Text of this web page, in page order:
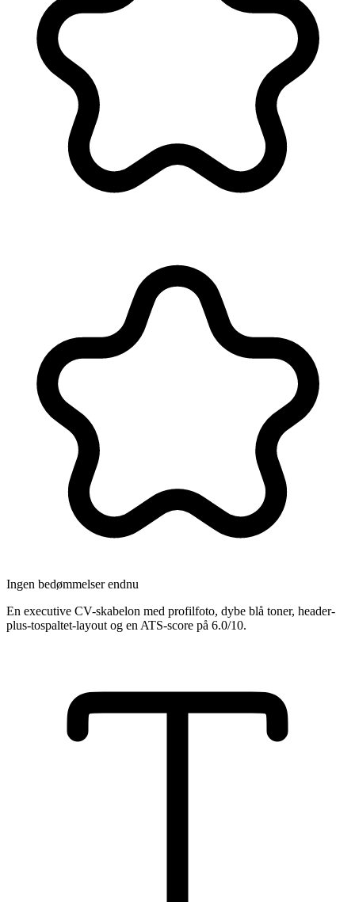
Ingen bedømmelser endnu
En executive CV-skabelon med profilfoto, dybe blå toner, header-
plus-tospaltet-layout og en ATS-score på 6.0/10.